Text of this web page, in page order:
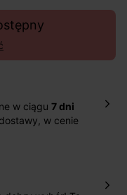
w ciągu 7 dni
w cenie